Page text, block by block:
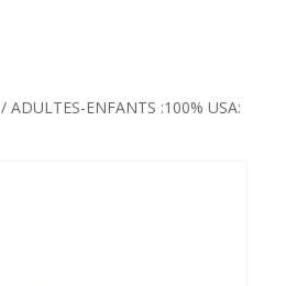
/ ADULTES-ENFANTS :100% USA: